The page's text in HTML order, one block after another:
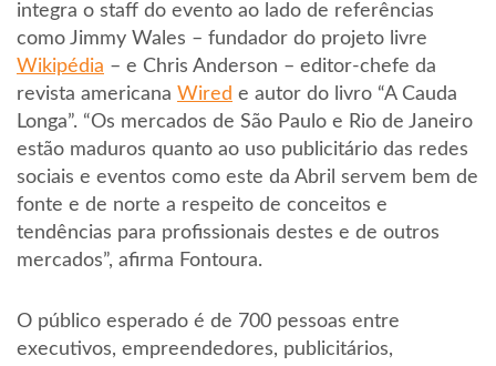
integra o staff do evento ao lado de referências
como Jimmy Wales – fundador do projeto livre
Wikipédia – e Chris Anderson – editor-chefe da
revista americana Wired e autor do livro “A Cauda
Longa”. “Os mercados de São Paulo e Rio de Janeiro
estão maduros quanto ao uso publicitário das redes
sociais e eventos como este da Abril servem bem de
fonte e de norte a respeito de conceitos e
tendências para profissionais destes e de outros
mercados”, afirma Fontoura.
O público esperado é de 700 pessoas entre
executivos, empreendedores, publicitários,